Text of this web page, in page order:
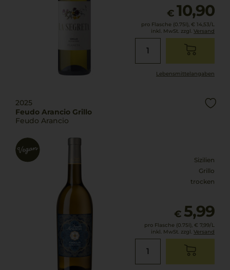
€ 10,90
pro Flasche (0.75l), € 14,53/L
inkl. MwSt. zzgl. Versand
Lebensmittel­angaben
2025
Feudo Arancio Grillo
Feudo Arancio
Sizilien
Grillo
trocken
€ 5,99
pro Flasche (0.75l), € 7,99/L
inkl. MwSt. zzgl. Versand